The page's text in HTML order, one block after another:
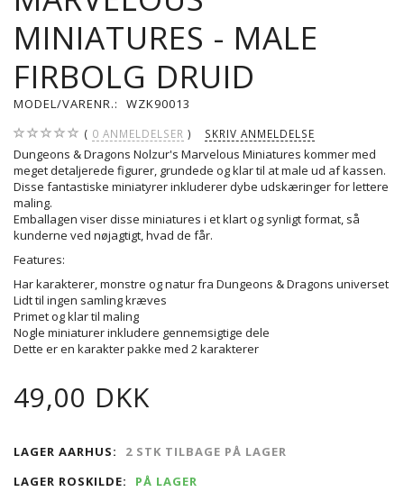
MINIATURES - MALE
FIRBOLG DRUID
MODEL/VARENR.: WZK90013
0 ANMELDELSER SKRIV ANMELDELSE
Dungeons & Dragons Nolzur's Marvelous Miniatures kommer med
meget detaljerede figurer, grundede og klar til at male ud af kassen.
Disse fantastiske miniatyrer inkluderer dybe udskæringer for lettere
maling.
Emballagen viser disse miniatures i et klart og synligt format, så
kunderne ved nøjagtigt, hvad de får.
Features:
Har karakterer, monstre og natur fra Dungeons & Dragons universet
Lidt til ingen samling kræves
Primet og klar til maling
Nogle miniaturer inkludere gennemsigtige dele
Dette er en karakter pakke med 2 karakterer
49,00 DKK
LAGER AARHUS:
2 STK TILBAGE PÅ LAGER
LAGER ROSKILDE:
PÅ LAGER